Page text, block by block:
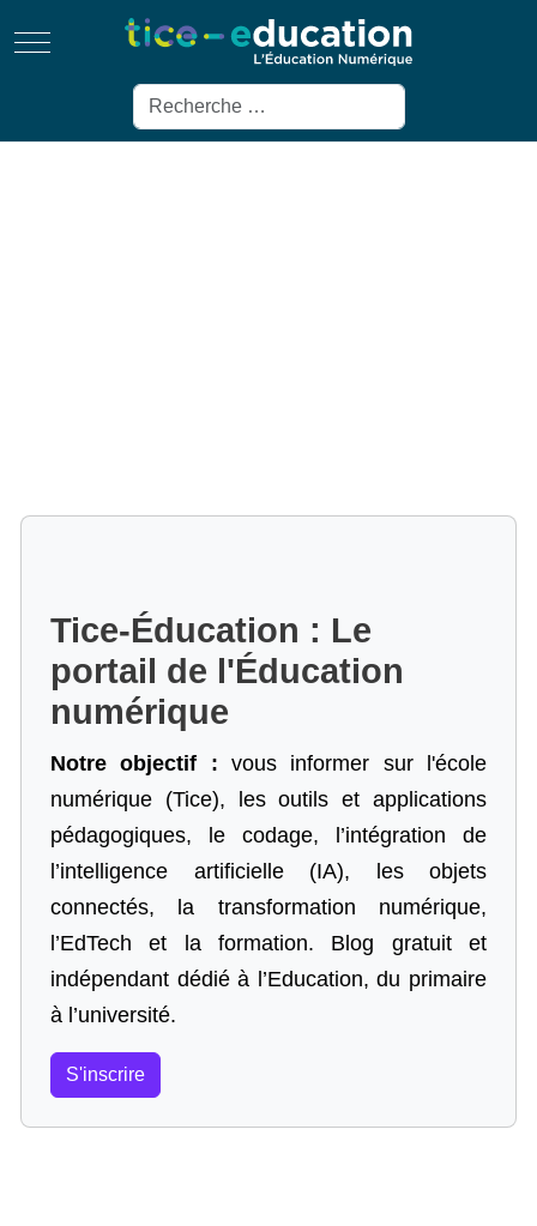
Mobile Menu Toggle
Rechercher
Tice-Éducation : Le
portail de l'Éducation
numérique
Notre objectif : vous informer sur l'école
numérique (Tice), les outils et applications
pédagogiques, le codage,
l’intégration de
l’intelligence artificielle (IA), les objets
connectés, la transformation numérique,
l’EdTech et la formation. Blog gratuit et
indépendant dédié à l’Education, du primaire
à l’université.
S'inscrire